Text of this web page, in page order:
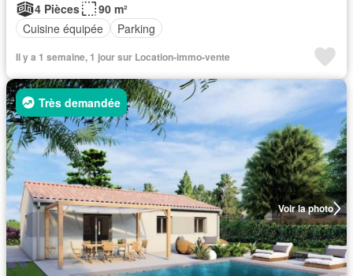
4 Pièces
90 m²
Cuisine équipée
Parking
Il y a 1 semaine, 1 jour sur Location-immo-vente
Voir la photo
Très demandée